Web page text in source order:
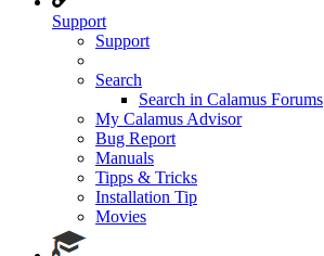
Support
Support
Search
Search in Calamus Forums
My Calamus Advisor
Bug Report
Manuals
Tipps & Tricks
Installation Tip
Movies